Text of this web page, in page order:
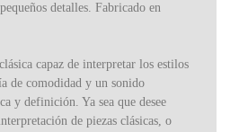
detalles. Fabricado en
capaz de interpretar los estilos
de comodidad y un sonido
y definición. Ya sea que desee
de piezas clásicas, o